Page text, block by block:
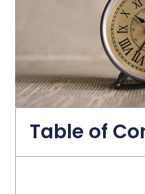
Table of